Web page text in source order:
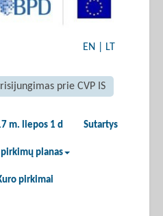
EN LT
prie CVP IS
m. liepos 1 d Sutartys
planas
pirkimai